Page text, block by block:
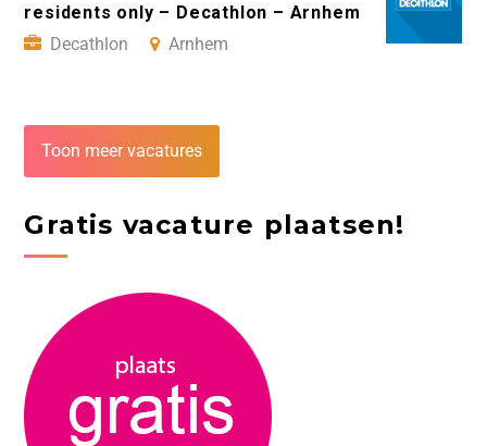
residents only – Decathlon – Arnhem
Decathlon
Arnhem
Toon meer vacatures
Gratis vacature plaatsen!